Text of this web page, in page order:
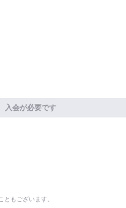
入会が必要です
ともございます。